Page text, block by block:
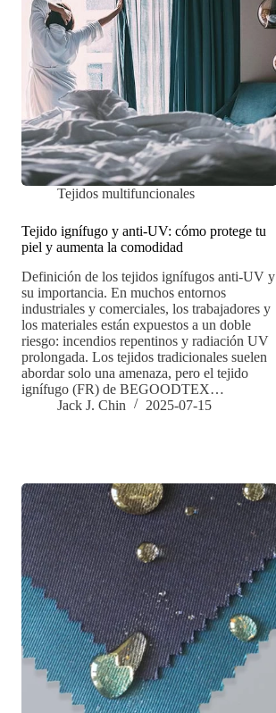
Tejidos multifuncionales
Tejido ignífugo y anti-UV: cómo protege tu
piel y aumenta la comodidad
Definición de los tejidos ignífugos anti-UV y
su importancia. En muchos entornos
industriales y comerciales, los trabajadores y
los materiales están expuestos a un doble
riesgo: incendios repentinos y radiación UV
prolongada. Los tejidos tradicionales suelen
abordar solo una amenaza, pero el tejido
ignífugo (FR) de BEGOODTEX…
Jack J. Chin
2025-07-15